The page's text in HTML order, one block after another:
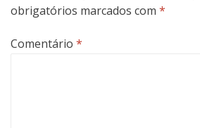
obrigatórios marcados com *
Comentário *